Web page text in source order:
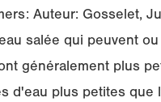
Auteur: Gosselet,
salée qui peuvent
généralement plus
d'eau plus petites que